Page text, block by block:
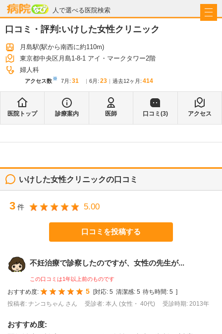
人で選べる医院検索
病院なび
口コミ・評判:いけした女性クリニック
月島駅(駅から南西に約110m)
東京都中央区月島1-8-1 アイ・マークタワー2階
婦人科
アクセス数※ 7月 : 31 6月 : 23 過去12ヶ月: 414
医院トップ 診療案内 医師 口コミ(3) アクセス
いけした女性クリニックの口コミ
3 件 5.00
口コミを投稿する
不妊治療で診察したのですが、女性の先生が...
この口コミは1年以上前のものです
おすすめ度: 5 [対応: 5 清潔感: 5 待ち時間: 5 ]
投稿者: ナンコちゃん さん
受診者: 本人 (女性・ 40代) 受診時期: 2013年
おすすめ度: